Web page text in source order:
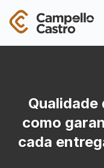
como
cada